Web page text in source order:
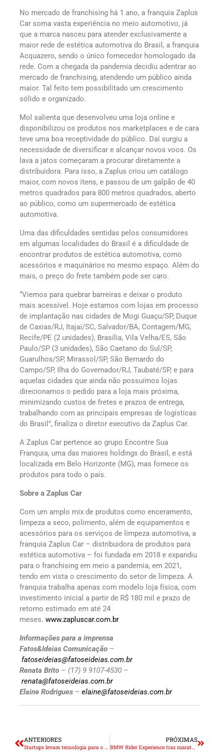
No mercado de franchising há 1 ano, a franquia Zaplus
Car soma vasta experiência no meio automotivo, já
que a marca nasceu para atender exclusivamente a
maior rede de estética automotiva do Brasil, a franquia
Acquazero, sendo o único fornecedor homologado da
rede. Com a chegada da pandemia decidiu adentrar ao
mercado de franchising, atendendo um público ainda
maior. Tal feito tem possibilitado um crescimento
sólido e organizado.
Mol salienta que desenvolveu uma loja online e
disponibilizou os produtos nos marketplaces e de cara
teve uma boa receptividade do público. Daí surgiu a
necessidade de diversificar e alcançar novos voos. Os
lava a jatos começaram a procurar diretamente a
distribuidora. Para isso, a Zaplus criou um catálogo
maior, com novos itens, e passou de um galpão de 40
metros quadrados para 800 metros quadrados, aberto
ao público, como um supermercado de estética
automotiva.
Uma das dificuldades sentidas pelos consumidores
em algumas localidades do Brasil é a dificuldade de
encontrar produtos de estética automotiva, como
acessórios e maquinários no mesmo espaço. Além do
mais, o preço do frete também pode ser caro.
“Viemos para quebrar barreiras e deixar o produto
mais acessível. Hoje estamos com lojas em processo
de implantação nas cidades de Mogi Guaçu/SP, Duque
de Caxias/RJ, Itajaí/SC, Salvador/BA, Contagem/MG,
Recife/PE (2 unidades), Brasília, Vila Velha/ES, São
Paulo/SP (3 unidades), São Caetano do Sul/SP,
Guarulhos/SP, Mirassol/SP, São Bernardo do
Campo/SP, Ilha do Governador/RJ, Taubaté/SP, e para
aquelas cidades que ainda não possuímos lojas
direcionamos o pedido para a loja mais próxima,
minimizando custos de fretes e prazos de entrega,
trabalhando com as principais empresas de logísticas
do Brasil”, finaliza o diretor executivo da Zaplus Car.
A Zaplus Car pertence ao grupo Encontre Sua
Franquia, uma das maiores holdings do Brasil, e está
localizada em Belo Horizonte (MG), mas fornece os
produtos para todo o país.
Sobre a Zaplus Car
Com um amplo mix de produtos como enceramento,
limpeza a seco, polimento, além de equipamentos e
acessórios para os serviços de limpeza automotiva, a
franquia Zaplus Car – distribuidora de produtos para
estética automotiva – foi fundada em 2018 e expandiu
para o franchising em meio a pandemia, em 2021,
tendo em vista o crescimento do setor de limpeza. A
franquia trabalha apenas com modelo loja física, com
investimento inicial a partir de R$ 180 mil e prazo de
retorno estimado em até 24
meses. www.zapluscar.com.br
Informações para a imprensa
Fatos&Ideias Comunicação –
fatoseideias@fatoseideias.com.br
Renata Brito – (17) 9 9107-4530 –
renata@fatoseideias.com.br
Elaine Rodrigues – elaine@fatoseideias.com.br
ANTERIORES
Startups levam tecnologia para o mercado de caminhões
PRÓXIMAS
BMW Rider Experience traz maratona de eventos sobre duas rodas em maio